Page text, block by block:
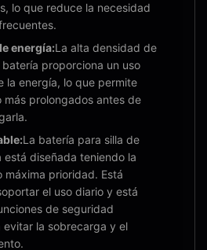
lo que reduce la necesidad
energía:La alta densidad de
proporciona un uso
la energía, lo que permite
más prolongados antes de
La batería para silla de
está diseñada teniendo la
máxima prioridad. Está
el uso diario y está
de seguridad
evitar la sobrecarga y el